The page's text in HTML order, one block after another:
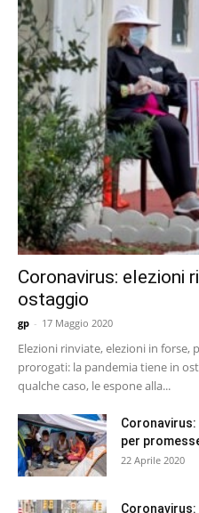
Coronavirus: elezioni
ostaggio
gp - 17 Maggio 2020
Elezioni rinviate, elezioni in
prorogati: la pandemia tiene in
qualche caso, le espone alla...
per
22 Aprile 2020
Coronavirus: